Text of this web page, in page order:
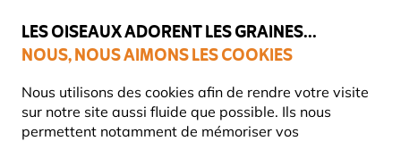
LES OISEAUX ADORENT LES GRAINES...
NOUS, NOUS AIMONS LES COOKIES
Nous utilisons des cookies afin de rendre votre visite
sur notre site aussi fluide que possible. Ils nous
permettent notamment de mémoriser vos
catégories.
Livraison express gratuite dès 59 €